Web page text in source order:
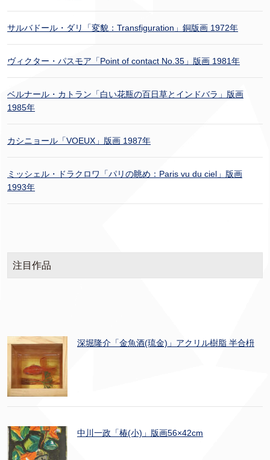
サルバドール・ダリ「変貌：Transfiguration」銅版画 1972年
ヴィクター・パスモア「Point of contact No.35」版画 1981年
ベルナール・カトラン「白い花瓶の百日草とインドバラ」版画
1985年
カシニョール「VOEUX」版画 1987年
ミッシェル・ドラクロワ「パリの眺め：Paris vu du ciel」版画
1993年
注目作品
深堀隆介「金魚酒(琉金)」アクリル樹脂 半合枡
中川一政「椿(小)」版画56×42cm